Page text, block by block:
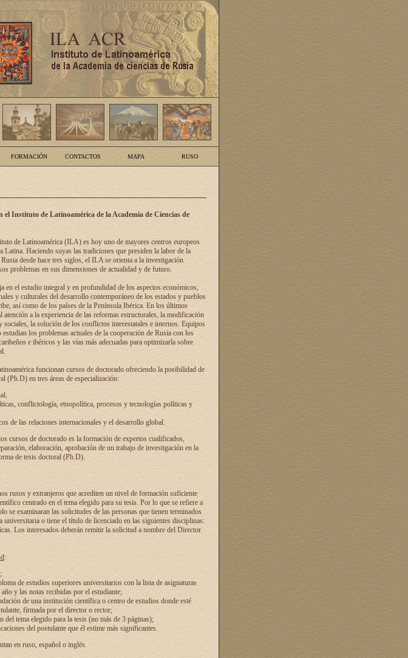
FORMACIÓN CONTACTOS MAPA RUSO
el Instituto de Latinoamérica de la Academia de Ciencias de
de Latinoamérica (ILA) es hoy uno de mayores centros europeos
Latina. Haciendo suyas las tradiciones que presiden la labor de la
desde hace tres siglos, el ILA se orienta a la investigación
problemas en sus dimensiones de actualidad y de futuro.
en el estudio integral y en profundidad de los aspectos económicos,
y culturales del desarrollo contemporáneo de los estados y pueblos
así como de los países de la Península Ibérica. En los últimos
atención a la experiencia de las reformas estructurales, la modificación
sociales, la solución de los conflictos interestatales e internos. Equipos
los problemas actuales de la cooperación de Rusia con los
e ibéricos y las vías más adecuadas para optimizarla sobre
funcionan cursos de doctorado ofreciendo la posibilidad de
(Ph.D) en tres áreas de especialización:
conflictología, etnopolítica, procesos y tecnologías políticas y
de las relaciones internacionales y el desarrollo global.
cursos de doctorado es la formación de expertos cualificados,
elaboración, aprobación de un trabajo de investigación en la
de tesis doctoral (Ph.D).
rusos y extranjeros que acrediten un nivel de formación suficiente
centrado en el tema elegido para su tesis. Por lo que se refiere a
se examinaran las solicitudes de las personas que tienen terminados
universitaria o tiene el título de licenciado en las siguientes disciplinas:
Los interesados deberán remitir la solicitud a nombre del Director
:
de estudios superiores universitarios con la lista de asignaturas
año y las notas recibidas por el estudiante;
de una institución científica o centro de estudios donde esté
firmada por el director o rector;
del tema elegido para la tesis (no más de 3 páginas);
del postulante que él estime más significantes.
en ruso, español o inglés.